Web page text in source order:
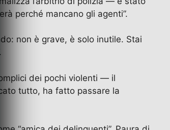
perché mancano gli agenti”.
non è grave, è solo inutile. Stai
dei pochi violenti — il
tutto, ha fatto passare la